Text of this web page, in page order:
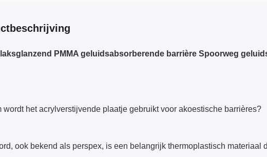
PMMA geluidsabsorberende barrière Spoorweg
wordt het acrylverstijvende plaatje gebruikt voor akoestische barrières?
ook bekend als perspex, is een belangrijk thermoplastisch materiaal